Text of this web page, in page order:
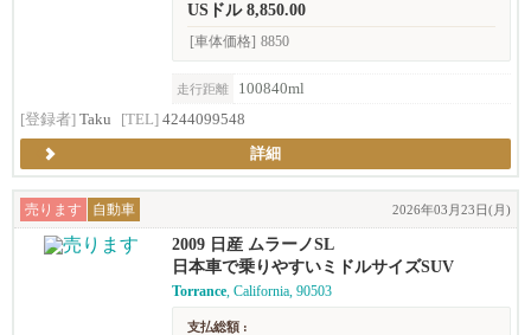
USドル 8,850.00
[車体価格] 8850
走行距離
100840ml
[登録者] Taku [TEL] 4244099548
詳細
売ります 自動車 2026年03月23日(月)
2009 日産 ムラーノSL
日本車で乗りやすいミドルサイズSUV
Torrance, California, 90503
支払総額 :